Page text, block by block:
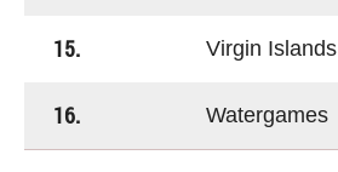
15. Virgin Islands
16. Watergames